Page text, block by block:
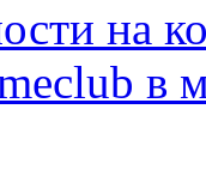
на
в